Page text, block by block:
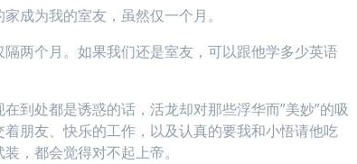
成为我的室友，虽然仅一个月。
两个月。如果我们还是室友，可以跟他学多少英语
到处都是诱惑的话，活龙却对那些浮华而”美妙”的吸
朋友、快乐的工作，以及认真的要我和小悟请他吃
，都会觉得对不起上帝。